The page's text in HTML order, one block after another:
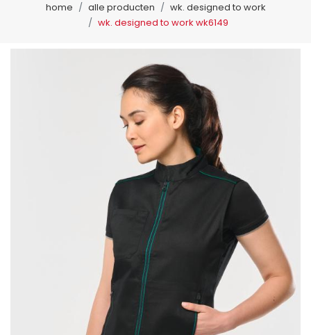
home alle producten
wk. designed to work
wk. designed to work wk6149